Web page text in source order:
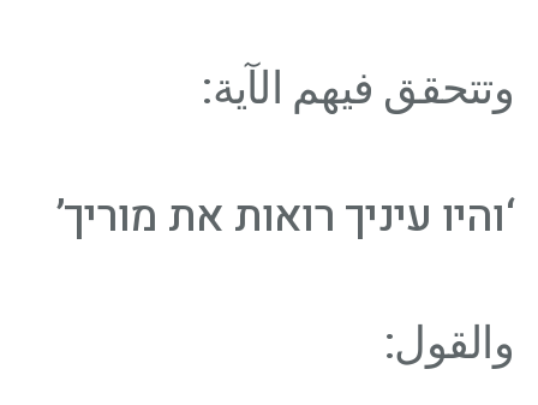
وتتحقق فيهم الآية:
‘והיו עיניך רואות את מוריך’
والقول: